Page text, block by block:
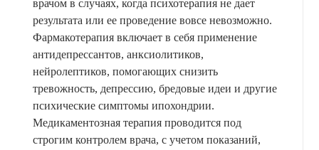
врачом в случаях, когда психотерапия не дает
результата или ее проведение вовсе невозможно.
Фармакотерапия включает в себя применение
антидепрессантов, анксиолитиков,
нейролептиков, помогающих снизить
тревожность, депрессию, бредовые идеи и другие
психические симптомы ипохондрии.
Медикаментозная терапия проводится под
строгим контролем врача, с учетом показаний,